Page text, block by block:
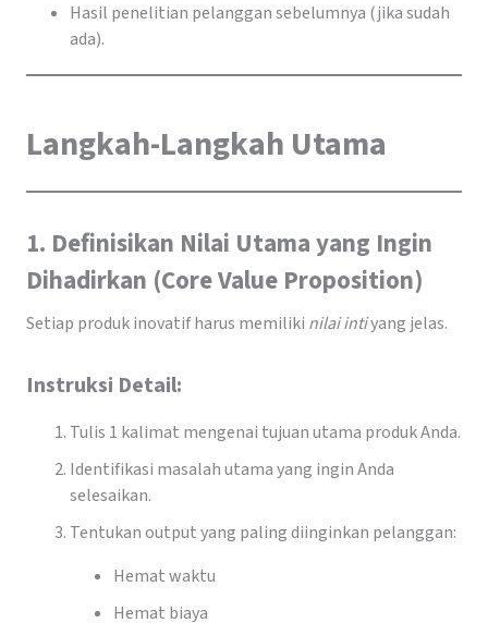
Hasil penelitian pelanggan sebelumnya (jika sudah
ada).
Langkah-Langkah Utama
1. Definisikan Nilai Utama yang Ingin
Dihadirkan (Core Value Proposition)
Setiap produk inovatif harus memiliki nilai intiyang jelas.
Instruksi Detail:
Tulis 1 kalimat mengenai tujuan utama produk Anda.
Identifikasi masalah utama yang ingin Anda
selesaikan.
Tentukan output yang paling diinginkan pelanggan:
Hemat waktu
Hemat biaya